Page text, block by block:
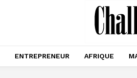
ENTREPRENEUR AFRIQUE